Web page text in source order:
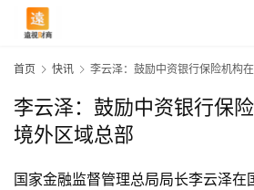
首页 快讯 李云泽：鼓励中资银行保险机构
李云泽：鼓励中资银行保
境外区域总部
国家金融监督管理总局局长李云泽在